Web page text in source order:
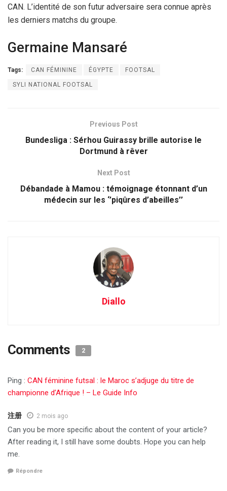
CAN. L’identité de son futur adversaire sera connue après
les derniers matchs du groupe.
Germaine Mansaré
Tags: CAN FÉMININE ÉGYPTE FOOTSAL
SYLI NATIONAL FOOTSAL
Previous Post
Bundesliga : Sérhou Guirassy brille autorise le
Dortmund à rêver
Next Post
Débandade à Mamou : témoignage étonnant d’un
médecin sur les ‘’piqûres d’abeilles’’
Diallo
Comments 2
Ping : CAN féminine futsal : le Maroc s’adjuge du titre de
championne d’Afrique ! – Le Guide Info
注册 2 mois ago
Can you be more specific about the content of your article?
After reading it, I still have some doubts. Hope you can help
me.
Répondre